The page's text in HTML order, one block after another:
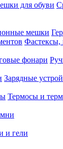
для обуви
мешки
Фастексы,
фонари
Зарядные
Термосы и
и гели